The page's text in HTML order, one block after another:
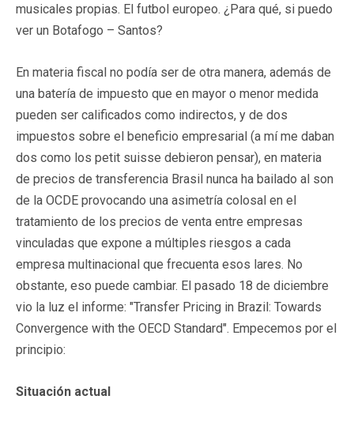
musicales propias. El futbol europeo. ¿Para qué, si puedo
ver un Botafogo – Santos?
En materia fiscal no podía ser de otra manera, además de
una batería de impuesto que en mayor o menor medida
pueden ser calificados como indirectos, y de dos
impuestos sobre el beneficio empresarial (a mí me daban
dos como los petit suisse debieron pensar), en materia
de precios de transferencia Brasil nunca ha bailado al son
de la OCDE provocando una asimetría colosal en el
tratamiento de los precios de venta entre empresas
vinculadas que expone a múltiples riesgos a cada
empresa multinacional que frecuenta esos lares. No
obstante, eso puede cambiar. El pasado 18 de diciembre
vio la luz el informe: "Transfer Pricing in Brazil: Towards
Convergence with the OECD Standard". Empecemos por el
principio:
Situación actual